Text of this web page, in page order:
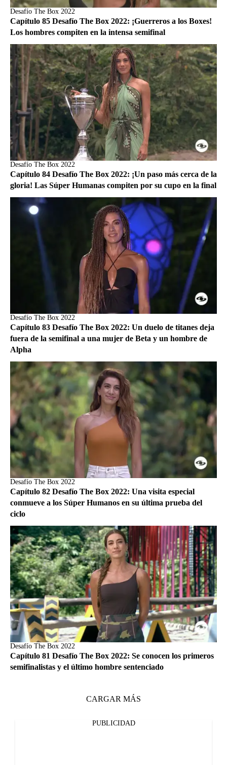
Desafío The Box 2022
Capítulo 85 Desafío The Box 2022: ¡Guerreros a los Boxes!
Los hombres compiten en la intensa semifinal
Desafío The Box 2022
Capítulo 84 Desafío The Box 2022: ¡Un paso más cerca de la
gloria! Las Súper Humanas compiten por su cupo en la final
Desafío The Box 2022
Capítulo 83 Desafío The Box 2022: Un duelo de titanes deja
fuera de la semifinal a una mujer de Beta y un hombre de
Alpha
Desafío The Box 2022
Capítulo 82 Desafío The Box 2022: Una visita especial
conmueve a los Súper Humanos en su última prueba del
ciclo
Desafío The Box 2022
Capítulo 81 Desafío The Box 2022: Se conocen los primeros
semifinalistas y el último hombre sentenciado
CARGAR MÁS
PUBLICIDAD